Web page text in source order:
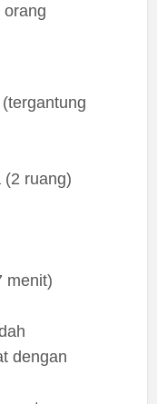
orang
(2 ruang)
menit)
dengan